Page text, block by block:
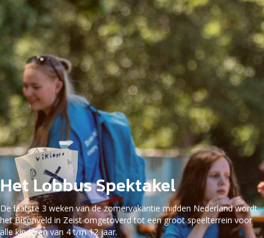
Het Lobbus Spektakel
De laatste 3 weken van de zomervakantie midden Nederland wordt
het Bisonveld in Zeist omgetoverd tot een groot speelterrein voor
alle kinderen van 4 t/m 12 jaar.